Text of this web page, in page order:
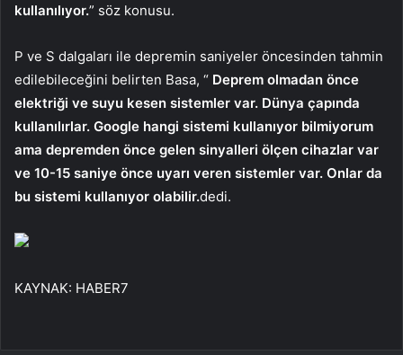
kullanılıyor.” söz konusu.
P ve S dalgaları ile depremin saniyeler öncesinden tahmin
edilebileceğini belirten Basa, “ Deprem olmadan önce
elektriği ve suyu kesen sistemler var. Dünya çapında
kullanılırlar. Google hangi sistemi kullanıyor bilmiyorum
ama depremden önce gelen sinyalleri ölçen cihazlar var
ve 10-15 saniye önce uyarı veren sistemler var. Onlar da
bu sistemi kullanıyor olabilir.dedi.
KAYNAK: HABER7